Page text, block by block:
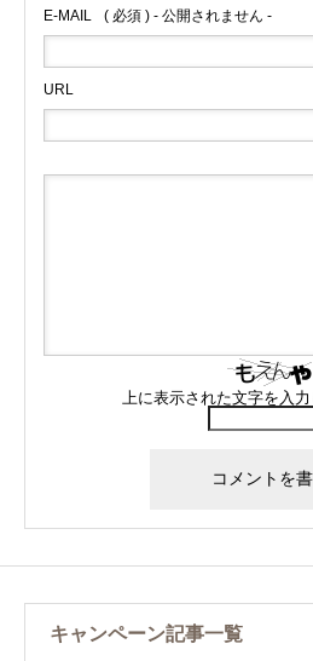
E-MAIL ( 必須 ) - 公開されません -
URL
上に表示された文字を入力
キャンペーン記事一覧